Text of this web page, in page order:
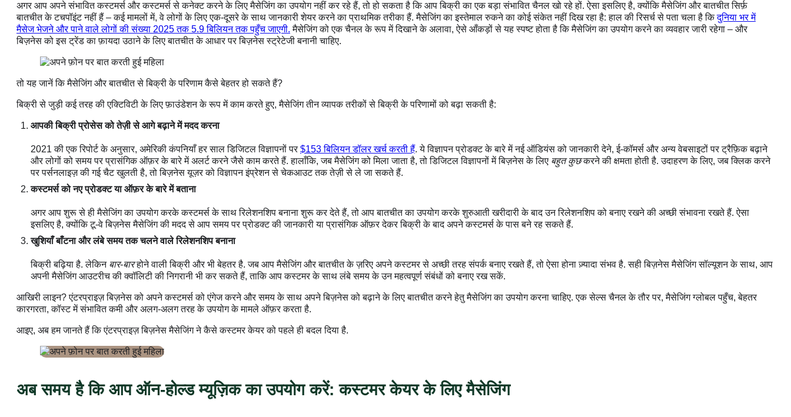
अगर आप अपने संभावित कस्टमर्स और कस्टमर्स से कनेक्ट करने के लिए मैसेजिंग का उपयोग नहीं कर रहे हैं, तो हो सकता है कि आप बिक्री का एक बड़ा संभावित चैनल खो रहे हों. ऐसा इसलिए है, क्योंकि मैसेजिंग और बातचीत सिर्फ़
बातचीत के टचपॉइंट नहीं हैं – कई मामलों में, वे लोगों के लिए एक-दूसरे के साथ जानकारी शेयर करने का प्राथमिक तरीका हैं. मैसेजिंग का इस्तेमाल रुकने का कोई संकेत नहीं दिख रहा है: हाल की रिसर्च से पता चला है किदुनिया भर में
मैसेज भेजने और पाने वाले लोगों की संख्या 2025 तक 5.9 बिलियन तक पहुँच जाएगी. मैसेजिंग को एक चैनल के रूप में दिखाने के अलावा, ऐसे आँकड़ों से यह स्पष्ट होता है कि मैसेजिंग का उपयोग करने का व्यवहार जारी रहेगा – और
बिज़नेस को इस ट्रेंड का फ़ायदा उठाने के लिए बातचीत के आधार पर बिज़नेस स्ट्रेटेजी बनानी चाहिए.
तो यह जानें कि मैसेजिंग और बातचीत से बिक्री के परिणाम कैसे बेहतर हो सकते हैं?
बिक्री से जुड़ी कई तरह की एक्टिविटी के लिए फ़ाउंडेशन के रूप में काम करते हुए, मैसेजिंग तीन व्यापक तरीकों से बिक्री के परिणामों को बढ़ा सकती है:
आपकी बिक्री प्रोसेस को तेज़ी से आगे बढ़ाने में मदद करना
2021 की एक रिपोर्ट के अनुसार, अमेरिकी कंपनियाँ हर साल डिजिटल विज्ञापनों पर$153 बिलियन डॉलर खर्च करती हैं. ये विज्ञापन प्रोडक्ट के बारे में नई ऑडियंस को जानकारी देने, ई-कॉमर्स और अन्य वेबसाइटों पर ट्रैफ़िक बढ़ाने
और लोगों को समय पर प्रासंगिक ऑफ़र के बारे में अलर्ट करने जैसे काम करते हैं. हालाँकि, जब मैसेजिंग को मिला जाता है, तो डिजिटल विज्ञापनों में बिज़नेस के लिए बहुत कुछकरने की क्षमता होती है. उदाहरण के लिए, जब क्लिक करने
पर पर्सनलाइज़ की गई चैट खुलती है, तो बिज़नेस यूज़र को विज्ञापन इंप्रेशन से चेकआउट तक तेज़ी से ले जा सकते हैं.
कस्टमर्स को नए प्रोडक्ट या ऑफ़र के बारे में बताना
अगर आप शुरू से ही मैसेजिंग का उपयोग करके कस्टमर्स के साथ रिलेशनशिप बनाना शुरू कर देते हैं, तो आप बातचीत का उपयोग करके शुरुआती खरीदारी के बाद उन रिलेशनशिप को बनाए रखने की अच्छी संभावना रखते हैं. ऐसा
इसलिए है, क्योंकि टू-वे बिज़नेस मैसेजिंग की मदद से आप समय पर प्रोडक्ट की जानकारी या प्रासंगिक ऑफ़र देकर बिक्री के बाद अपने कस्टमर्स के पास बने रह सकते हैं.
खुशियाँ बाँटना और लंबे समय तक चलने वाले रिलेशनशिप बनाना
बिक्री बढ़िया है. लेकिन बार-बारहोने वाली बिक्री और भी बेहतर है. जब आप मैसेजिंग और बातचीत के ज़रिए अपने कस्टमर से अच्छी तरह संपर्क बनाए रखते हैं, तो ऐसा होना ज़्यादा संभव है. सही बिज़नेस मैसेजिंग सॉल्यूशन के साथ, आप
अपनी मैसेजिंग आउटरीच की क्वॉलिटी की निगरानी भी कर सकते हैं, ताकि आप कस्टमर के साथ लंबे समय के उन महत्वपूर्ण संबंधों को बनाए रख सकें.
आखिरी लाइन? एंटरप्राइज़ बिज़नेस को अपने कस्टमर्स को एंगेज करने और समय के साथ अपने बिज़नेस को बढ़ाने के लिए बातचीत करने हेतु मैसेजिंग का उपयोग करना चाहिए. एक सेल्स चैनल के तौर पर, मैसेजिंग ग्लोबल पहुँच, बेहतर
कारगरता, कॉस्ट में संभावित कमी और अलग-अलग तरह के उपयोग के मामले ऑफ़र करता है.
आइए, अब हम जानते हैं कि एंटरप्राइज़ बिज़नेस मैसेजिंग ने कैसे कस्टमर केयर को पहले ही बदल दिया है.
अब समय है कि आप ऑन-होल्ड म्यूज़िक का उपयोग करें: कस्टमर केयर के लिए मैसेजिंग